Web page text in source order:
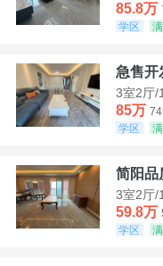
85.8万
学区
急售开
3室2厅/
85万
学区
简阳品
3室2厅/
59.8万
学区